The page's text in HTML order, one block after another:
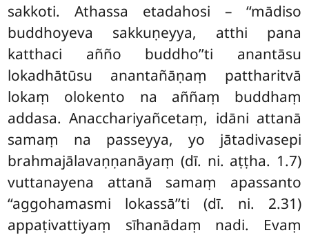
sakkoti. Athassa etadahosi – ‘‘mādiso
buddhoyeva sakkuṇeyya, atthi pana
katthaci añño buddho’’ti anantāsu
lokadhātūsu anantañāṇaṃ pattharitvā
lokaṃ olokento na aññaṃ buddhaṃ
addasa. Anacchariyañcetaṃ, idāni attanā
samaṃ na passeyya, yo jātadivasepi
brahmajālavaṇṇanāyaṃ (dī. ni. aṭṭha. 1.7)
vuttanayena attanā samaṃ apassanto
‘‘aggohamasmi lokassā’’ti (dī. ni. 2.31)
appaṭivattiyaṃ sīhanādaṃ nadi. Evaṃ